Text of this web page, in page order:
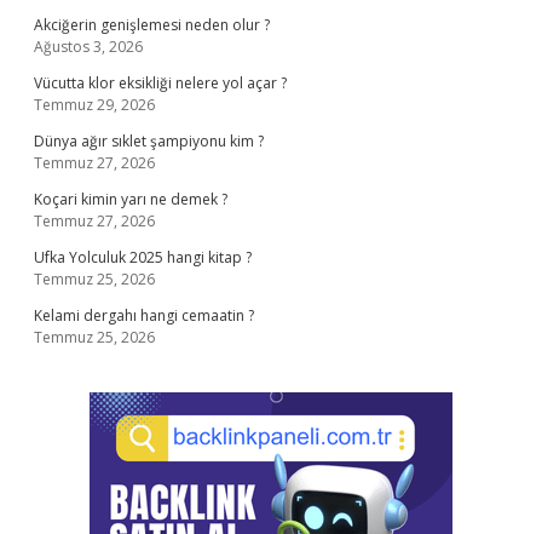
Akciğerin genişlemesi neden olur ?
Ağustos 3, 2026
Vücutta klor eksikliği nelere yol açar ?
Temmuz 29, 2026
Dünya ağır sıklet şampiyonu kim ?
Temmuz 27, 2026
Koçari kimin yarı ne demek ?
Temmuz 27, 2026
Ufka Yolculuk 2025 hangi kitap ?
Temmuz 25, 2026
Kelami dergahı hangi cemaatin ?
Temmuz 25, 2026